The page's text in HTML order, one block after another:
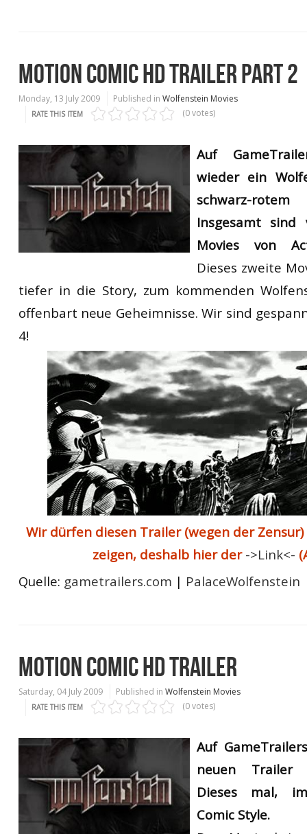
MOTION COMIC HD TRAILER PART 2
Monday, 13 July 2009 Published in Wolfenstein Movies
RATE THIS ITEM (0 votes)
Auf
wieder ein
schwarz-
Insgesamt sind
Movies von
Dieses zweite
tiefer in die Story, zum kommenden
offenbart neue Geheimnisse. Wir sind
4!
Wir dürfen diesen Trailer (wegen der
zeigen, deshalb hier der ->Link<-
Quelle: gametrailers.com | PalaceWolfenstein
MOTION COMIC HD TRAILER
Saturday, 04 July 2009 Published in Wolfenstein Movies
RATE THIS ITEM (0 votes)
Auf
neuen Trailer
Dieses mal,
Comic Style.